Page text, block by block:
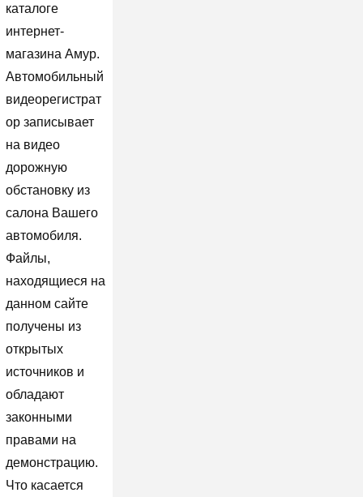
каталоге
интернет-
магазина Амур.
Автомобильный
видеорегистрат
ор записывает
на видео
дорожную
обстановку из
салона Вашего
автомобиля.
Файлы,
находящиеся на
данном сайте
получены из
открытых
источников и
обладают
законными
правами на
демонстрацию.
Что касается